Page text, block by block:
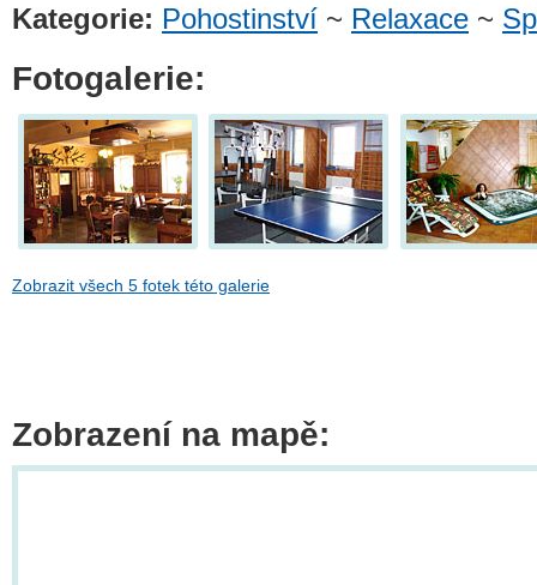
Kategorie: Pohostinství ~ Relaxace ~
Fotogalerie:
Zobrazit všech 5 fotek této galerie
Zobrazení na mapě: